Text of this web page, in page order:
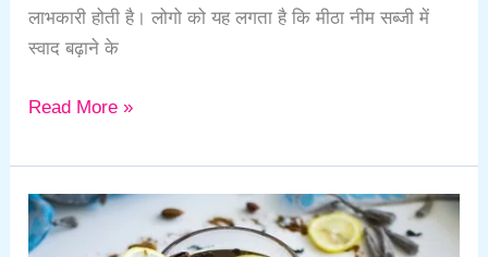
लाभकारी होती है। लोगो को यह लगता है कि मीठा नीम सब्जी में
स्वाद बढ़ाने के
Read More »
Immunity
Booster